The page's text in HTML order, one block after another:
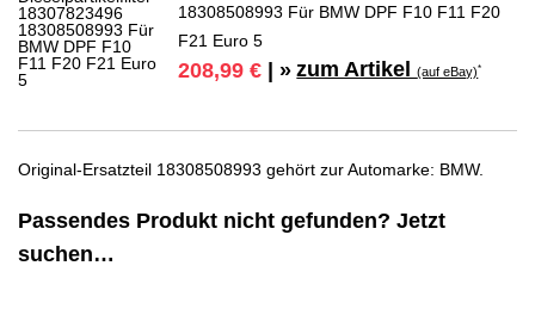
18308508993 Für BMW DPF F10 F11 F20
F21 Euro 5
208,99 € | » zum Artikel(auf eBay)*
Original-Ersatzteil 18308508993 gehört zur Automarke: BMW.
Passendes Produkt nicht gefunden? Jetzt
suchen…